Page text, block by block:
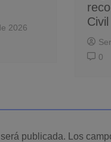
2026
Civil
0
publicada. Los